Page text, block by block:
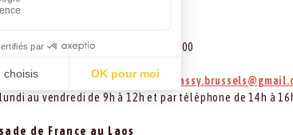
du Laos en Belgique
Brabançonne, 19-21, Bruxelles 1000
ou
au vendredi de 9h à 12h et par téléphone de 14h à
de France au Laos